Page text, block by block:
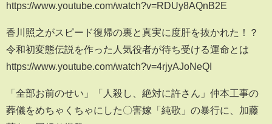
https://www.youtube.com/watch?v=RDUy8AQnB2E
香川照之がスピード復帰の裏と真実に度肝を抜かれた！？
令和初変態伝説を作った人気役者が待ち受ける運命とは
https://www.youtube.com/watch?v=4rjyAJoNeQI
「全部お前のせい」「人殺し、絶対に許さん」仲本工事の
葬儀をめちゃくちゃにした〇害嫁「純歌」の暴行に、加藤